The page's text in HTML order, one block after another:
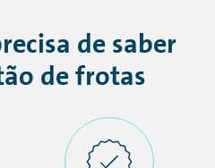
de saber
de frotas